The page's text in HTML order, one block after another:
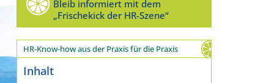
Bleib informiert mit dem
„Frischekick der HR-Szene“
HR-Know-how aus der Praxis für die Praxis
Inhalt